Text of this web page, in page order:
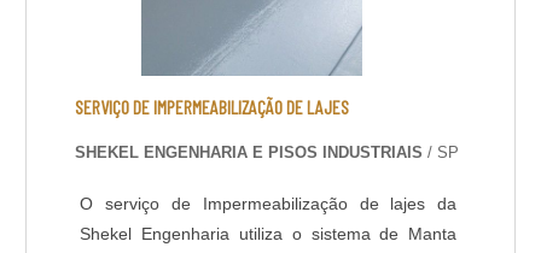
SERVIÇO DE IMPERMEABILIZAÇÃO DE LAJES
SHEKEL ENGENHARIA E PISOS INDUSTRIAIS / SP
O serviço de Impermeabilização de lajes da
Shekel Engenharia utiliza o sistema de Manta